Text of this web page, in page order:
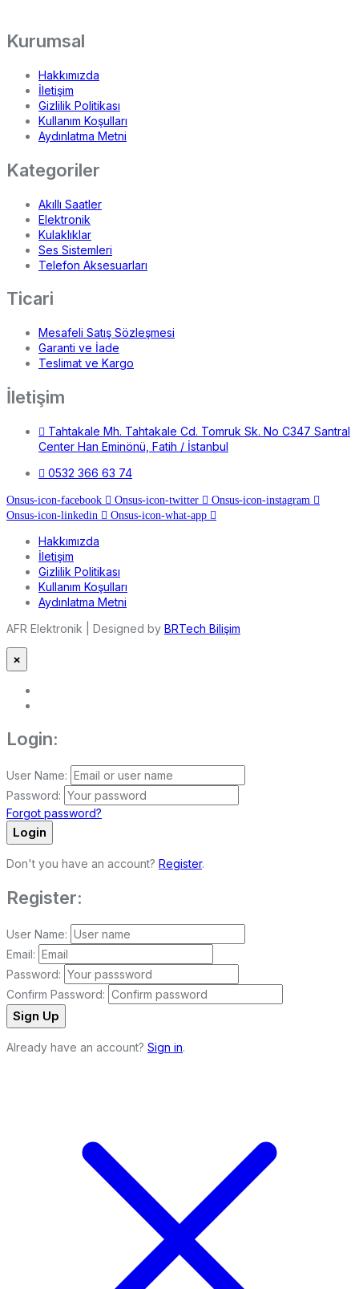
Kurumsal
Hakkımızda
İletişim
Gizlilik Politikası
Kullanım Koşulları
Aydınlatma Metni
Kategoriler
Akıllı Saatler
Elektronik
Kulaklıklar
Ses Sistemleri
Telefon Aksesuarları
Ticari
Mesafeli Satış Sözleşmesi
Garanti ve İade
Teslimat ve Kargo
İletişim
Tahtakale Mh. Tahtakale Cd. Tomruk Sk. No C347 Santral
Center Han Eminönü, Fatih / İstanbul
0532 366 63 74
Onsus-icon-facebook Onsus-icon-twitter
Onsus-icon-instagram
Onsus-icon-linkedin
Onsus-icon-what-app
Hakkımızda
İletişim
Gizlilik Politikası
Kullanım Koşulları
Aydınlatma Metni
AFR Elektronik | Designed by BRTech Bilişim
×
Login:
User Name:
Password:
Forgot password?
Login
Don't you have an account? Register.
Register:
User Name:
Email:
Password:
Confirm Password:
Sign Up
Already have an account? Sign in.